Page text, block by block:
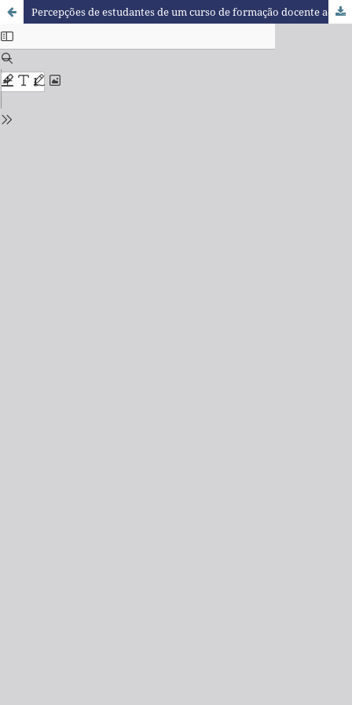
Percepções de estudantes de um curso de formação docente acerca do meio ambiente